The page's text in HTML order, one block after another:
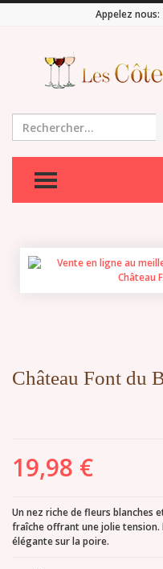
Appelez nous:
TOGGLE
Château Font du
19,98 €
Un nez riche de fleurs blanches
fraîche offrant une jolie
élégante sur la poire.